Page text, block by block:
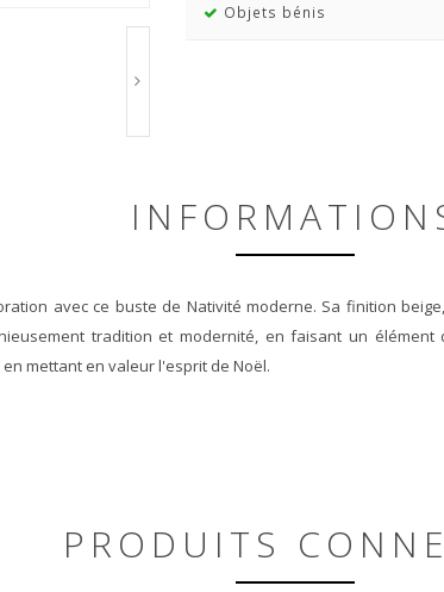
Objets bénis
avec ce buste de Nativité moderne. Sa finition
tradition et modernité, en faisant un
mettant en valeur l'esprit de Noël.
PRODUITS